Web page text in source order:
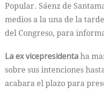
Popular. Sáenz de
medios a la una de la
del Congreso, para
La ex vicepresidentaha
sobre sus intenciones
acabara el plazo para